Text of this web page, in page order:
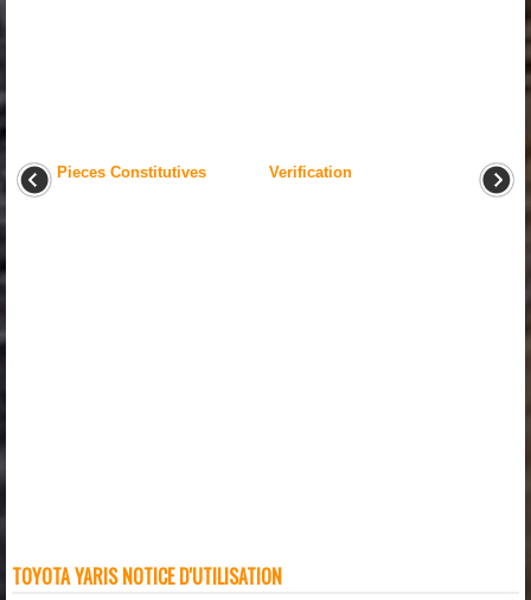
Pieces Constitutives Verification
TOYOTA YARIS NOTICE D'UTILISATION